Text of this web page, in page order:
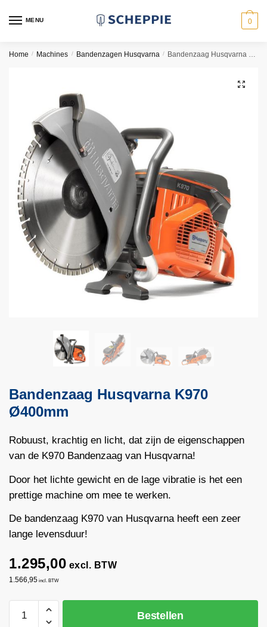
MENU 0
Home / Machines / Bandenzagen Husqvarna / Bandenzaag Husqvarna K970 Ø400mm
🔍
Bandenzaag Husqvarna K970
Ø400mm
Robuust, krachtig en licht, dat zijn de eigenschappen
van de K970 Bandenzaag van Husqvarna!
Door het lichte gewicht en de lage vibratie is het een
prettige machine om mee te werken.
De bandenzaag K970 van Husqvarna heeft een zeer
lange levensduur!
1.295,00 excl. BTW
1.566,95 incl. BTW
Bandenzaag
Husqvarna
Bestellen